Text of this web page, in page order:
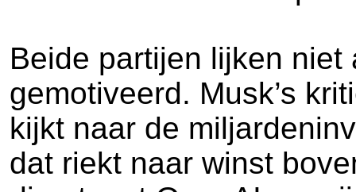
Beide partijen lijken
gemotiveerd. Musk’s
kijkt naar de
dat riekt naar winst